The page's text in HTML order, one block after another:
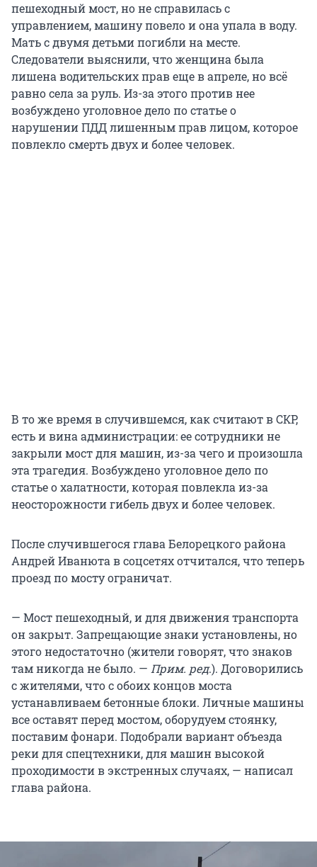
пешеходный мост, но не справилась с
управлением, машину повело и она упала в воду.
Мать с двумя детьми погибли на месте.
Следователи выяснили, что женщина была
лишена водительских прав еще в апреле, но всё
равно села за руль. Из-за этого против нее
возбуждено уголовное дело по статье о
нарушении ПДД лишенным прав лицом, которое
повлекло смерть двух и более человек.
В то же время в случившемся, как считают в СКР,
есть и вина администрации: ее сотрудники не
закрыли мост для машин, из-за чего и произошла
эта трагедия. Возбуждено уголовное дело по
статье о халатности, которая повлекла из-за
неосторожности гибель двух и более человек.
После случившегося глава Белорецкого района
Андрей Иванюта в соцсетях отчитался, что теперь
проезд по мосту ограничат.
— Мост пешеходный, и для движения транспорта
он закрыт. Запрещающие знаки установлены, но
этого недостаточно (жители говорят, что знаков
там никогда не было. — Прим. ред.). Договорились
с жителями, что с обоих концов моста
устанавливаем бетонные блоки. Личные машины
все оставят перед мостом, оборудуем стоянку,
поставим фонари. Подобрали вариант объезда
реки для спецтехники, для машин высокой
проходимости в экстренных случаях, — написал
глава района.